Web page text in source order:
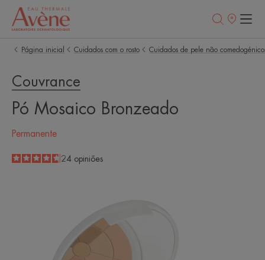
Pontos
Página inicial
Cuidados com o rosto Cuidados de pele não
Couvrance
Pó Mosaico Bronzeado
Permanente
4.7
/
5
24 opiniões